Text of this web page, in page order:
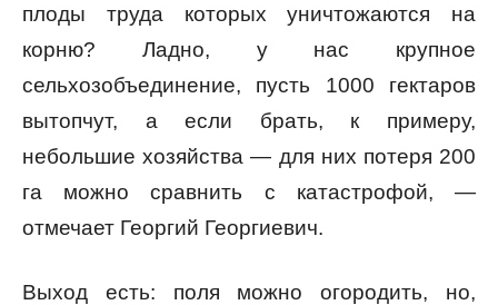
плоды труда которых уничтожаются на
корню? Ладно, у нас крупное
сельхозобъединение, пусть 1000 гектаров
вытопчут, а если брать, к примеру,
небольшие хозяйства — для них потеря 200
га можно сравнить с катастрофой, —
отмечает Георгий Георгиевич.
Выход есть: поля можно огородить, но,